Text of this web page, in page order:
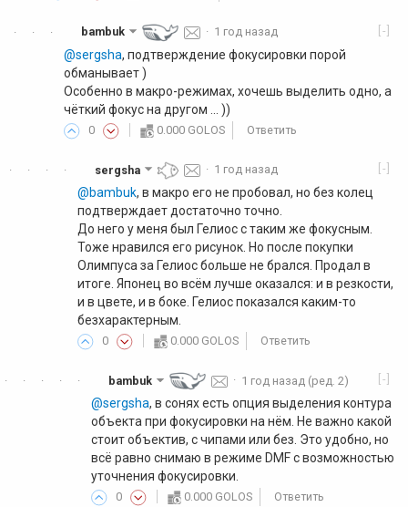
·
·
· [-]
bambuk · 1 год назад
@sergsha, подтверждение фокусировки порой
обманывает )
Особенно в макро-режимах, хочешь выделить одно, а
чёткий фокус на другом ... ))
0 0.000 GOLOS Ответить
·
·
·
· [-]
sergsha · 1 год назад
@bambuk, в макро его не пробовал, но без колец
подтверждает достаточно точно.
До него у меня был Гелиос с таким же фокусным.
Тоже нравился его рисунок. Но после покупки
Олимпуса за Гелиос больше не брался. Продал в
итоге. Японец во всём лучше оказался: и в резкости,
и в цвете, и в боке. Гелиос показался каким-то
безхарактерным.
0 0.000 GOLOS Ответить
·
·
·
·
· [-]
bambuk · 1 год назад (ред. 2)
@sergsha, в сонях есть опция выделения контура
объекта при фокусировки на нём. Не важно какой
стоит объектив, с чипами или без. Это удобно, но
всё равно снимаю в режиме DMF с возможностью
уточнения фокусировки.
0 0.000 GOLOS Ответить